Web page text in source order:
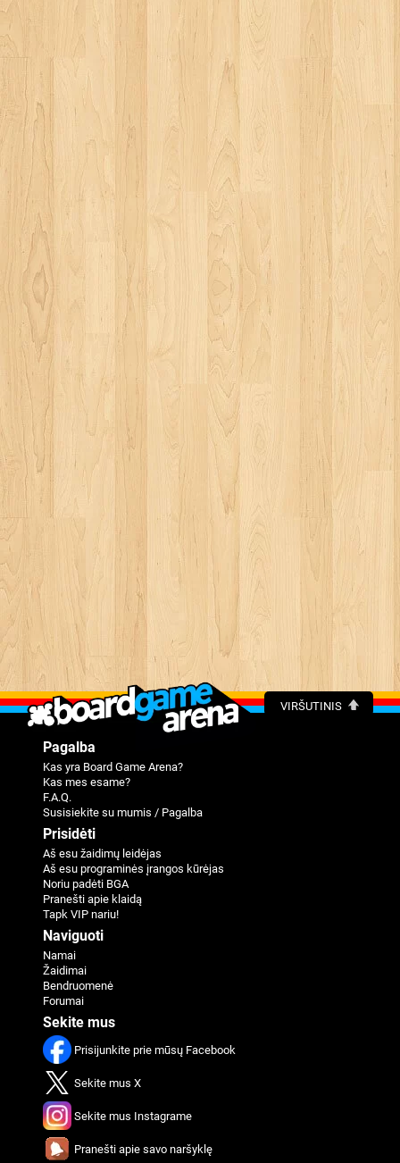
VIRŠUTINIS
Pagalba
Kas yra Board Game Arena?
Kas mes esame?
F.A.Q.
Susisiekite su mumis / Pagalba
Prisidėti
Aš esu žaidimų leidėjas
Aš esu programinės įrangos kūrėjas
Noriu padėti BGA
Pranešti apie klaidą
Tapk VIP nariu!
Naviguoti
Namai
Žaidimai
Bendruomenė
Forumai
Sekite mus
Prisijunkite prie mūsų Facebook
Sekite mus X
Sekite mus Instagrame
Pranešti apie savo naršyklę